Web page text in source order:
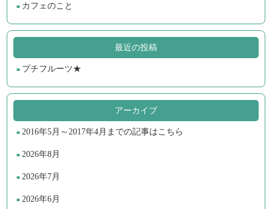
カフェのこと
最近の投稿
プチフルーツ★
アーカイブ
2016年5月～2017年4月までの記事はこちら
2026年8月
2026年7月
2026年6月